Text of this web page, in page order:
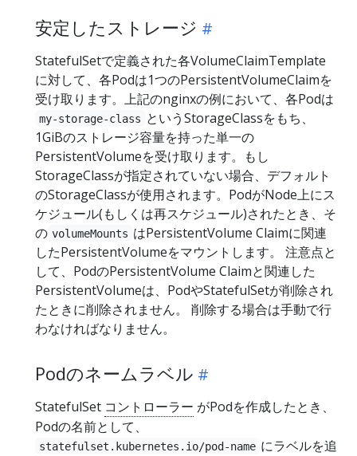
安定したストレージ
StatefulSetで定義された各VolumeClaimTemplate
に対して、各Podは1つのPersistentVolumeClaimを
受け取ります。上記のnginxの例において、各Podは
my-storage-class というStorageClassをもち、
1GiBのストレージ容量を持った単一の
PersistentVolumeを受け取ります。もし
StorageClassが指定されていない場合、デフォルト
のStorageClassが使用されます。PodがNode上にス
ケジュール(もしくは再スケジュール)されたとき、そ
の volumeMounts はPersistentVolume Claimに関連
したPersistentVolumeをマウントします。 注意点と
して、PodのPersistentVolume Claimと関連した
PersistentVolumeは、PodやStatefulSetが削除され
たときに削除されません。 削除する場合は手動で行
わなければなりません。
Podのネームラベル
StatefulSet コントローラー がPodを作成したとき、
Podの名前として、
statefulset.kubernetes.io/pod-name にラベルを追